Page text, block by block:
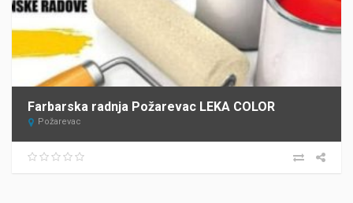
Farbarska radnja Požarevac LEKA COLOR
Požarevac